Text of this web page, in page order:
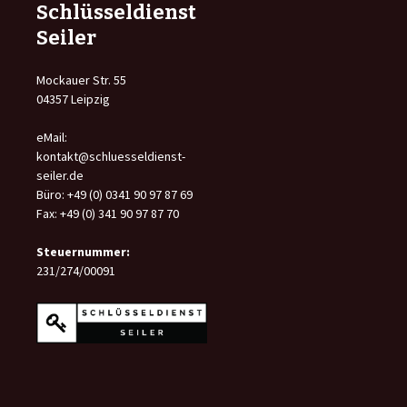
Schlüsseldienst
Seiler
Mockauer Str. 55
04357 Leipzig
eMail:
kontakt@schluesseldienst-
seiler.de
Büro: +49 (0) 0341 90 97 87 69
Fax: +49 (0) 341 90 97 87 70
Steuernummer:
231/274/00091